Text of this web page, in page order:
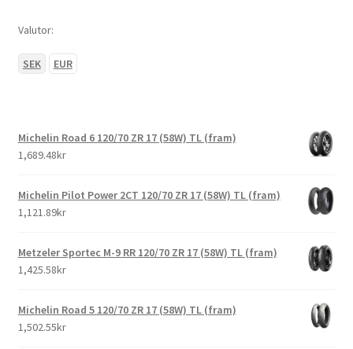
Valutor:
SEK EUR
Michelin Road 6 120/70 ZR 17 (58W) TL (fram)
1,689.48kr
Michelin Pilot Power 2CT 120/70 ZR 17 (58W) TL (fram)
1,121.89kr
Metzeler Sportec M-9 RR 120/70 ZR 17 (58W) TL (fram)
1,425.58kr
Michelin Road 5 120/70 ZR 17 (58W) TL (fram)
1,502.55kr